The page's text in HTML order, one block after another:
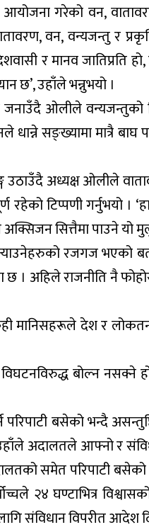
गरेको वन,
वन, वन्यजन्तु र
र मानव जातिप्रति
छ’, उहाँले भन्नुभयो ।
ओलीले वन्यजन्तुको
धान्ने सङ्ख्यामा मात्रै
उठाउँदै अध्यक्ष ओलीले
टिप्पणी गर्नुभयो ।
सित्तैमा पाउने यो
रजगज भएको
छ । अहिले राजनीति नै
मानिसहरूले देश र
बोल्न नसक्ने
बसेको भन्दै
अदालतले आफ्नो र
समेत परिपाटी
२४ घण्टाभित्र
संविधान विपरीत आदेश